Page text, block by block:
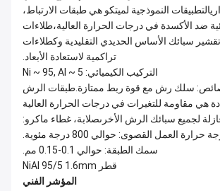
النموذجية لميتكو هي طبقات الارتباط،
ضد الأكسدة في درجات الحرارة العالية،طلاءات
سبائك الأساس الحديدي التقليدية وكطلاءات
تراكمية لاستعادة الأبعاد.
التركيب الكيميائي: Ni ~ 95, Al ~ 5
سلك رش مع قوة ربط ممتازة.طبقات الرش
هي مقاومة للتغيرات في درجات الحرارة العالية
لجميع سبائك الرش الأخرىصلابة، غطاء ماكرو:
حوالي HRc 22. درجة حرارة العمل القصوى: حوالي 800 درجة مئوية.
سمك الطبقة: حوالي 0.1-0.15 مم.
قطر NiAl 95/5 1.6mm
المؤشر الفني